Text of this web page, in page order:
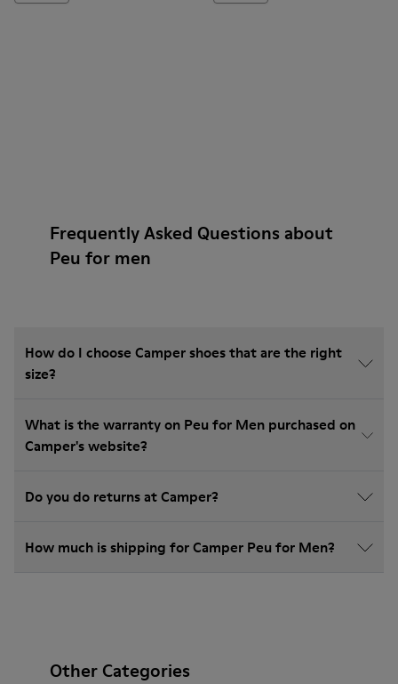
Frequently Asked Questions about
Peu for men
How do I choose Camper shoes that are the right
size?
What is the warranty on Peu for Men purchased on
Camper's website?
Do you do returns at Camper?
How much is shipping for Camper Peu for Men?
Other Categories